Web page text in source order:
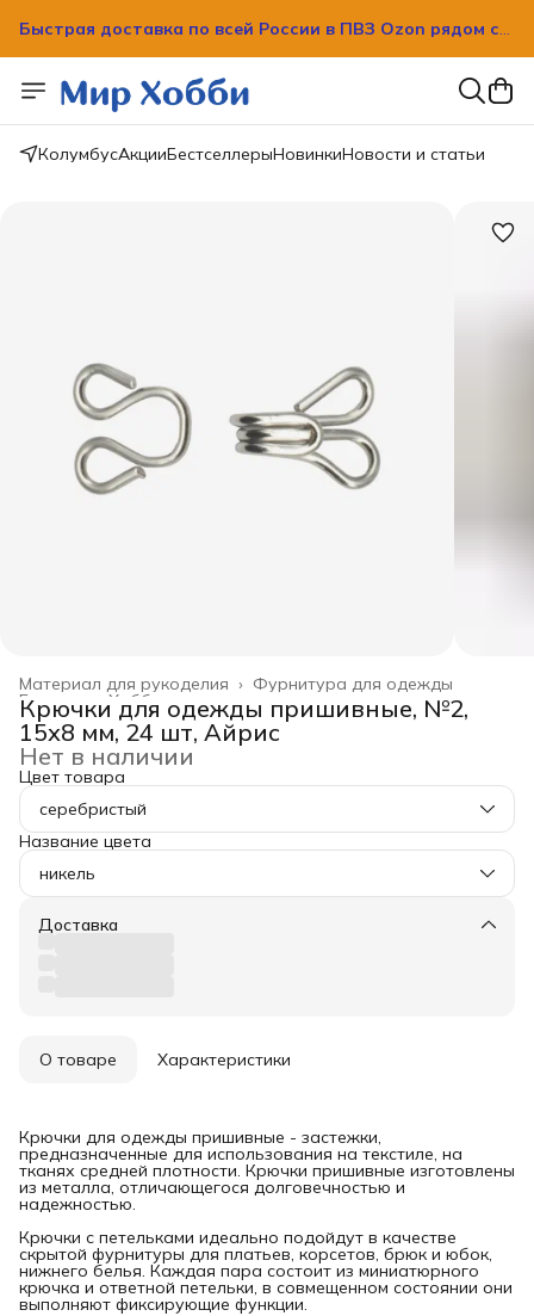
Быстрая доставка по всей России в ПВЗ Ozon рядом с
Быстрая доставка по всей России в ПВЗ Ozon рядом с
вашим домом!
КолумбусАкцииБестселлерыНовинкиНовости и статьи
Фурнитура для одежды
Материал для рукоделия ›
Хобби и творчество ›
Главная ›
Крючки для одежды пришивные, №2,
15х8 мм, 24 шт, Айрис
Нет в наличии
Цвет товара
серебристый
Название цвета
никель
Доставка
О товаре Характеристики
Крючки для одежды пришивные - застежки,
предназначенные для использования на текстиле, на
тканях средней плотности. Крючки пришивные изготовлены
из металла, отличающегося долговечностью и
надежностью.
Крючки с петельками идеально подойдут в качестве
скрытой фурнитуры для платьев, корсетов, брюк и юбок,
нижнего белья. Каждая пара состоит из миниатюрного
крючка и ответной петельки, в совмещенном состоянии они
выполняют фиксирующие функции.